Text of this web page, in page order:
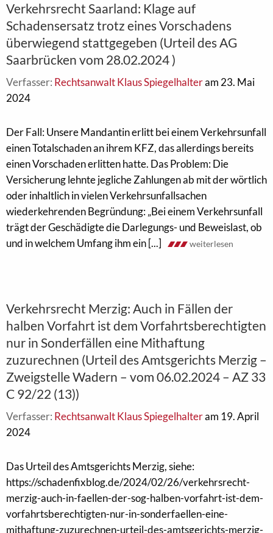
Verkehrsrecht Saarland: Klage auf
Schadensersatz trotz eines Vorschadens
überwiegend stattgegeben (Urteil des AG
Saarbrücken vom 28.02.2024 )
Verfasser: Rechtsanwalt Klaus Spiegelhalteram 23. Mai
2024
Der Fall: Unsere Mandantin erlitt bei einem Verkehrsunfall
einen Totalschaden an ihrem KFZ, das allerdings bereits
einen Vorschaden erlitten hatte. Das Problem: Die
Versicherung lehnte jegliche Zahlungen ab mit der wörtlich
oder inhaltlich in vielen Verkehrsunfallsachen
wiederkehrenden Begründung: „Bei einem Verkehrsunfall
trägt der Geschädigte die Darlegungs- und Beweislast, ob
und in welchem Umfang ihm ein [...]
weiterlesen
Verkehrsrecht Merzig: Auch in Fällen der
halben Vorfahrt ist dem Vorfahrtsberechtigten
nur in Sonderfällen eine Mithaftung
zuzurechnen (Urteil des Amtsgerichts Merzig –
Zweigstelle Wadern – vom 06.02.2024 – AZ 33
C 92/22 (13))
Verfasser: Rechtsanwalt Klaus Spiegelhalteram 19. April
2024
Das Urteil des Amtsgerichts Merzig, siehe:
https://schadenfixblog.de/2024/02/26/verkehrsrecht-
merzig-auch-in-faellen-der-sog-halben-vorfahrt-ist-dem-
vorfahrtsberechtigten-nur-in-sonderfaellen-eine-
mithaftung-zuzurechnen-urteil-des-amtsgerichts-merzig-